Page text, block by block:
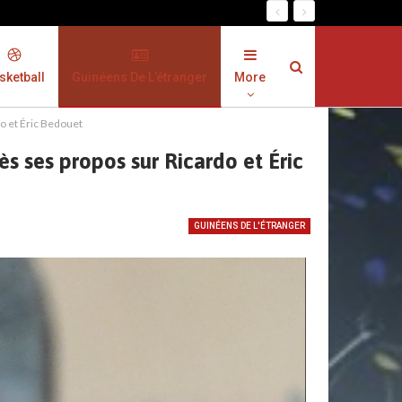
Guinéens De L’étranger More
et Éric Bedouet
ses propos sur Ricardo et Éric
GUINÉENS DE L'ÉTRANGER